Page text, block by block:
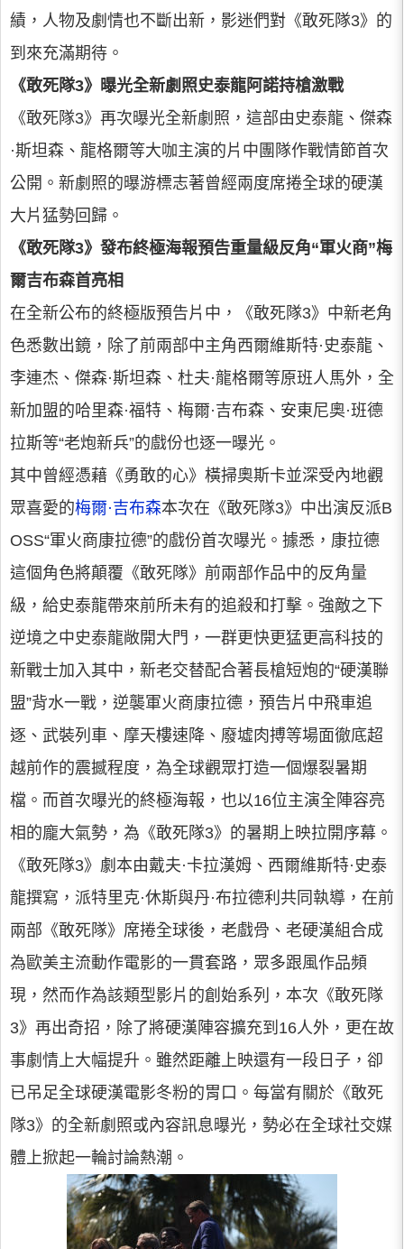
績，人物及劇情也不斷出新，影迷們對《敢死隊3》的
到來充滿期待。
《敢死隊3》曝光全新劇照史泰龍阿諾持槍激戰
《敢死隊3》再次曝光全新劇照，這部由史泰龍、傑森
·斯坦森、龍格爾等大咖主演的片中團隊作戰情節首次
公開。新劇照的曝游標志著曾經兩度席捲全球的硬漢
大片猛勢回歸。
《敢死隊3》發布終極海報預告重量級反角“軍火商”梅
爾吉布森首亮相
在全新公布的終極版預告片中，《敢死隊3》中新老角
色悉數出鏡，除了前兩部中主角西爾維斯特·史泰龍、
李連杰、傑森·斯坦森、杜夫·龍格爾等原班人馬外，全
新加盟的哈里森·福特、梅爾·吉布森、安東尼奧·班德
拉斯等“老炮新兵”的戲份也逐一曝光。
其中曾經憑藉《勇敢的心》橫掃奧斯卡並深受內地觀
眾喜愛的梅爾·吉布森本次在《敢死隊3》中出演反派B
OSS“軍火商康拉德”的戲份首次曝光。據悉，康拉德
這個角色將顛覆《敢死隊》前兩部作品中的反角量
級，給史泰龍帶來前所未有的追殺和打擊。強敵之下
逆境之中史泰龍敞開大門，一群更快更猛更高科技的
新戰士加入其中，新老交替配合著長槍短炮的“硬漢聯
盟”背水一戰，逆襲軍火商康拉德，預告片中飛車追
逐、武裝列車、摩天樓速降、廢墟肉搏等場面徹底超
越前作的震撼程度，為全球觀眾打造一個爆裂暑期
檔。而首次曝光的終極海報，也以16位主演全陣容亮
相的龐大氣勢，為《敢死隊3》的暑期上映拉開序幕。
《敢死隊3》劇本由戴夫·卡拉漢姆、西爾維斯特·史泰
龍撰寫，派特里克·休斯與丹·布拉德利共同執導，在前
兩部《敢死隊》席捲全球後，老戲骨、老硬漢組合成
為歐美主流動作電影的一貫套路，眾多跟風作品頻
現，然而作為該類型影片的創始系列，本次《敢死隊
3》再出奇招，除了將硬漢陣容擴充到16人外，更在故
事劇情上大幅提升。雖然距離上映還有一段日子，卻
已吊足全球硬漢電影冬粉的胃口。每當有關於《敢死
隊3》的全新劇照或內容訊息曝光，勢必在全球社交媒
體上掀起一輪討論熱潮。